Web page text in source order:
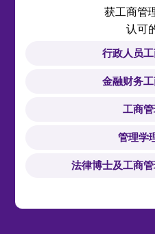
获工商管
认可
行政人员
金融财务
工商
管理学
法律博士及工商